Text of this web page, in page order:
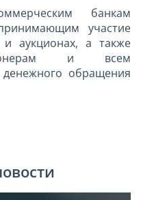
банкам
участие
и аукционах, а также
и всем
обращения